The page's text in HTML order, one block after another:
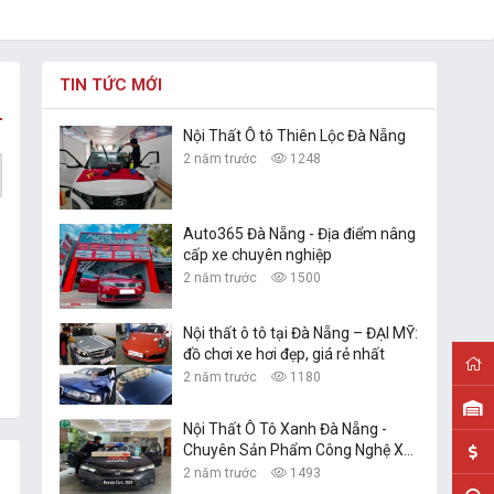
TIN TỨC MỚI
Nội Thất Ô tô Thiên Lộc Đà Nẵng
2 năm trước 1248
Auto365 Đà Nẵng - Địa điểm nâng
cấp xe chuyên nghiệp
2 năm trước 1500
Nội thất ô tô tại Đà Nẵng – ĐẠI MỸ:
đồ chơi xe hơi đẹp, giá rẻ nhất
2 năm trước 1180
Nội Thất Ô Tô Xanh Đà Nẵng -
Chuyên Sản Phẩm Công Nghệ Xe
Hơi
2 năm trước 1493